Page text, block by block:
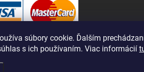
súbory cookie. Ďalším
s ich používaním. Viac informácií